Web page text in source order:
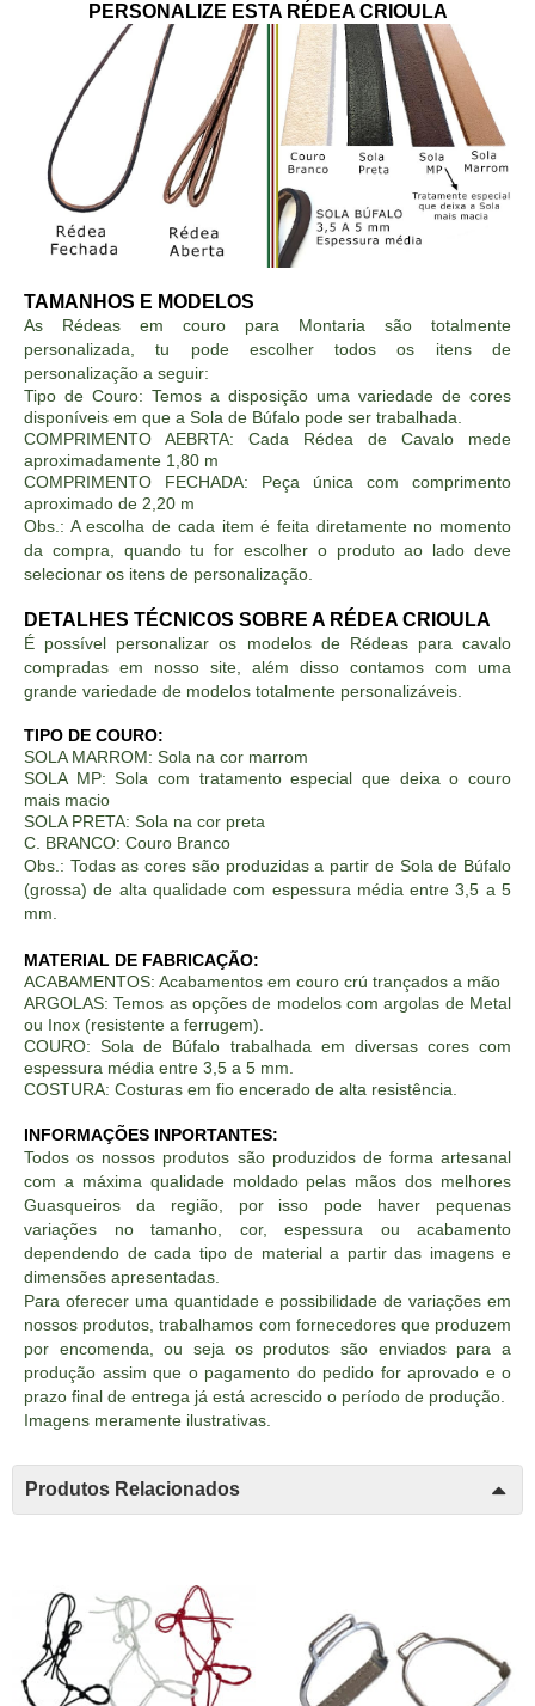
PERSONALIZE ESTA RÉDEA CRIOULA
TAMANHOS E MODELOS
As Rédeas em couro para Montaria são totalmente
personalizada, tu pode escolher todos os itens de
personalização a seguir:
Tipo de Couro: Temos a disposição uma variedade de cores
disponíveis em que a Sola de Búfalo pode ser trabalhada.
COMPRIMENTO AEBRTA: Cada Rédea de Cavalo mede
aproximadamente 1,80 m
COMPRIMENTO FECHADA: Peça única com comprimento
aproximado de 2,20 m
Obs.: A escolha de cada item é feita diretamente no momento
da compra, quando tu for escolher o produto ao lado deve
selecionar os itens de personalização.
DETALHES TÉCNICOS SOBRE A RÉDEA CRIOULA
É possível personalizar os modelos de Rédeas para cavalo
compradas em nosso site, além disso contamos com uma
grande variedade de modelos totalmente personalizáveis.
TIPO DE COURO:
SOLA MARROM: Sola na cor marrom
SOLA MP: Sola com tratamento especial que deixa o couro
mais macio
SOLA PRETA: Sola na cor preta
C. BRANCO: Couro Branco
Obs.: Todas as cores são produzidas a partir de Sola de Búfalo
(grossa) de alta qualidade com espessura média entre 3,5 a 5
mm.
MATERIAL DE FABRICAÇÃO:
ACABAMENTOS: Acabamentos em couro crú trançados a mão
ARGOLAS: Temos as opções de modelos com argolas de Metal
ou Inox (resistente a ferrugem).
COURO: Sola de Búfalo trabalhada em diversas cores com
espessura média entre 3,5 a 5 mm.
COSTURA: Costuras em fio encerado de alta resistência.
INFORMAÇÕES INPORTANTES:
Todos os nossos produtos são produzidos de forma artesanal
com a máxima qualidade moldado pelas mãos dos melhores
Guasqueiros da região, por isso pode haver pequenas
variações no tamanho, cor, espessura ou acabamento
dependendo de cada tipo de material a partir das imagens e
dimensões apresentadas.
Para oferecer uma quantidade e possibilidade de variações em
nossos produtos, trabalhamos com fornecedores que produzem
por encomenda, ou seja os produtos são enviados para a
produção assim que o pagamento do pedido for aprovado e o
prazo final de entrega já está acrescido o período de produção.
Imagens meramente ilustrativas.
Produtos Relacionados